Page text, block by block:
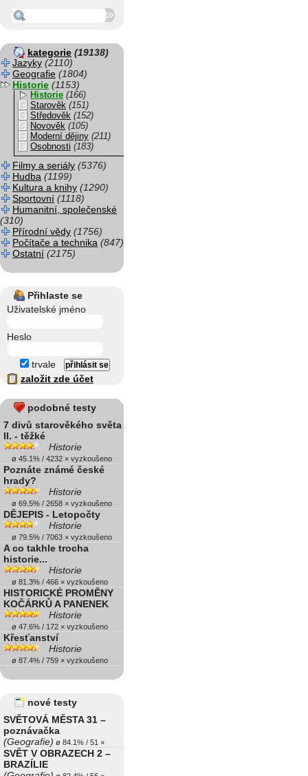
kategorie (19138)
Jazyky (2110)
Geografie (1804)
Historie (1153)
Historie (166)
Starověk (151)
Středověk (152)
Novověk (105)
Moderní dějiny (211)
Osobnosti (183)
Filmy a seriály (5376)
Hudba (1199)
Kultura a knihy (1290)
Sportovní (1118)
Humanitní, společenské
(310)
Přírodní vědy (1756)
Počítače a technika (847)
Ostatní (2175)
Přihlaste se
Uživatelské jméno
Heslo
trvale
založit zde účet
podobné testy
7 divů starověkého světa
II. - těžké
Historie
ø 45.1% / 4232 × vyzkoušeno
Poznáte známé české
hrady?
Historie
ø 69.5% / 2658 × vyzkoušeno
DĚJEPIS - Letopočty
Historie
ø 79.5% / 7063 × vyzkoušeno
A co takhle trocha
historie...
Historie
ø 81.3% / 466 × vyzkoušeno
HISTORICKÉ PROMĚNY
KOČÁRKŮ A PANENEK
Historie
ø 47.6% / 172 × vyzkoušeno
Křesťanství
Historie
ø 87.4% / 759 × vyzkoušeno
nové testy
SVĚTOVÁ MĚSTA 31 –
poznávačka
(Geografie) ø 84.1% / 51 ×
SVĚT V OBRAZECH 2 –
BRAZÍLIE